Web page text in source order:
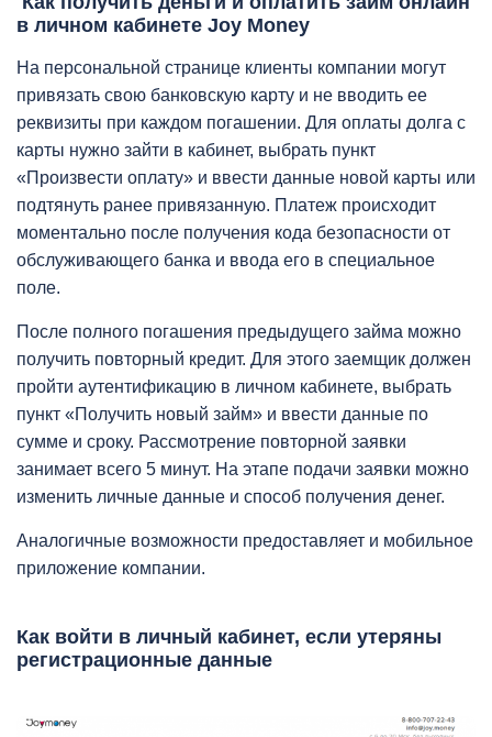
в личном кабинете Joy Money
На персональной странице клиенты компании могут
привязать свою банковскую карту и не вводить ее
реквизиты при каждом погашении. Для оплаты долга с
карты нужно зайти в кабинет, выбрать пункт
«Произвести оплату» и ввести данные новой карты или
подтянуть ранее привязанную. Платеж происходит
моментально после получения кода безопасности от
обслуживающего банка и ввода его в специальное
поле.
После полного погашения предыдущего займа можно
получить повторный кредит. Для этого заемщик должен
пройти аутентификацию в личном кабинете, выбрать
пункт «Получить новый займ» и ввести данные по
сумме и сроку. Рассмотрение повторной заявки
занимает всего 5 минут. На этапе подачи заявки можно
изменить личные данные и способ получения денег.
Аналогичные возможности предоставляет и мобильное
приложение компании.
Как войти в личный кабинет, если утеряны
регистрационные данные